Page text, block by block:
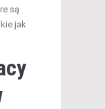
są
jak